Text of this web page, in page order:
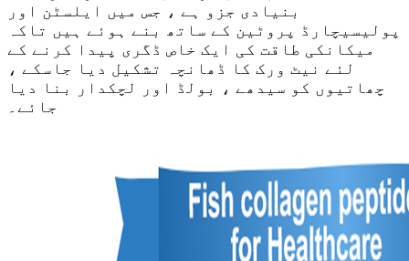
بنیادی جزو ہے ، جس میں ایلسٹن اور
پولیسیچارڈ پروٹین کے ساتھ بنے ہوئے ہیں تاکہ
میکانکی طاقت کی ایک خاص ڈگری پیدا کرنے کے
لئے نیٹ ورک کا ڈھانچہ تشکیل دیا جاسکے ،
چھاتیوں کو سیدھے ، بولڈ اور لچکدار بنا دیا
جائے۔